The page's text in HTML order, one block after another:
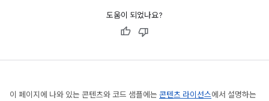
도움이 되었나요?
이 페이지에 나와 있는 콘텐츠와 코드 샘플에는 콘텐츠 라이선스에서 설명하는